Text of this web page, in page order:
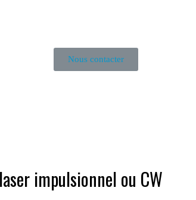
Nous contacter
impulsionnel ou CW